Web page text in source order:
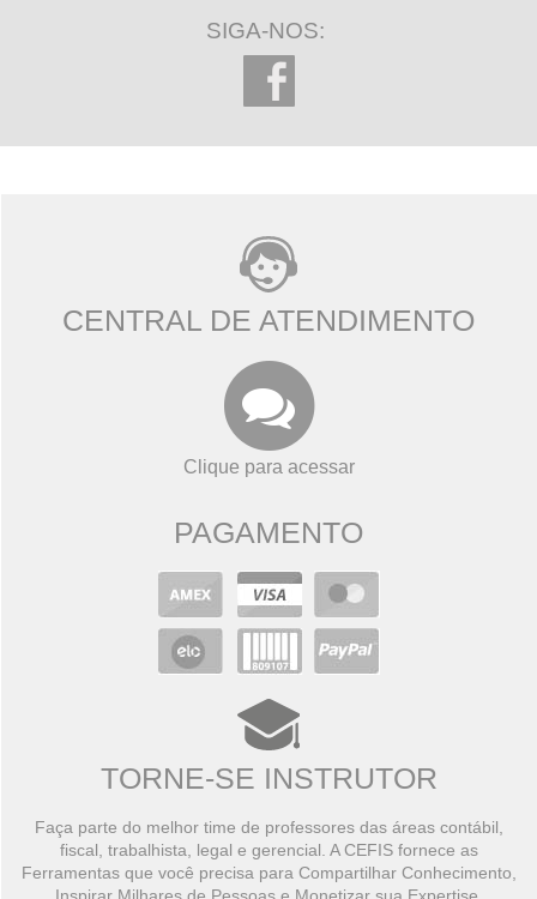
SIGA-NOS:
CENTRAL DE ATENDIMENTO
Clique para acessar
PAGAMENTO
TORNE-SE INSTRUTOR
Faça parte do melhor time de professores das áreas contábil,
fiscal, trabalhista, legal e gerencial. A CEFIS fornece as
Ferramentas que você precisa para Compartilhar Conhecimento,